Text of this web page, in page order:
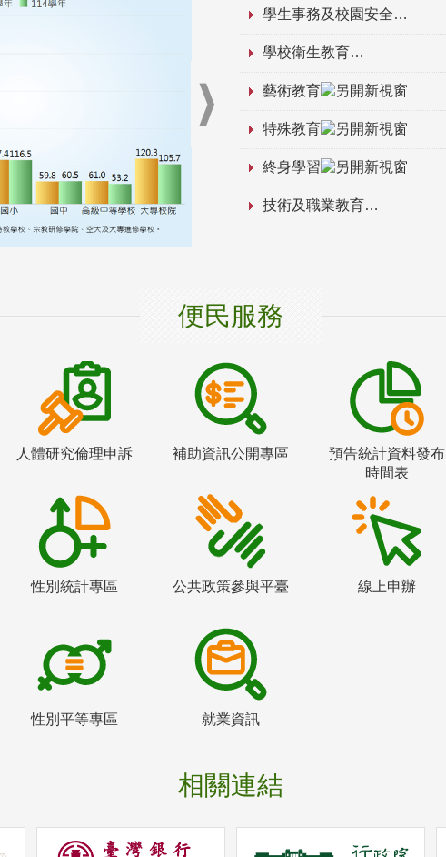
學生事務及校園安全
學校衛生教育
藝術教育
特殊教育
終身學習
技術及職業教育
便民服務
人體研究倫理申訴 補助資訊公開專區
預告統計資料發布
時間表
性別統計專區 公共政策參與平臺 線上申辦
性別平等專區 就業資訊
相關連結